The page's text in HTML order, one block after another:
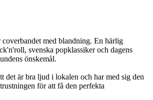
med blandning. En härlig
svenska popklassiker och dagens
önskemål.
det är bra ljud i lokalen och har med sig den
för att få den perfekta